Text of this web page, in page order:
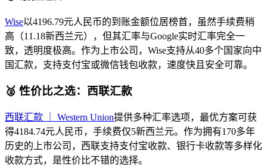
Wise以4196.79元人民币的到账金额位居榜首，虽然手续费稍
高（11.18新西兰元），但其汇率与Google实时汇率完全一
致，透明度极高。作为上市公司，Wise支持从40多个国家向中
国汇款，支持支付宝或微信钱包收款，速度快且安全可靠。
🥈 性价比之选：西联汇款
西联汇款 ｜ Western Union提供多种汇率选项，最优方案可获
得4184.74元人民币，手续费仅5新西兰元。作为拥有170多年
历史的上市公司，西联支持支付宝收款、银行卡收款等多样化
收款方式，是性价比不错的选择。